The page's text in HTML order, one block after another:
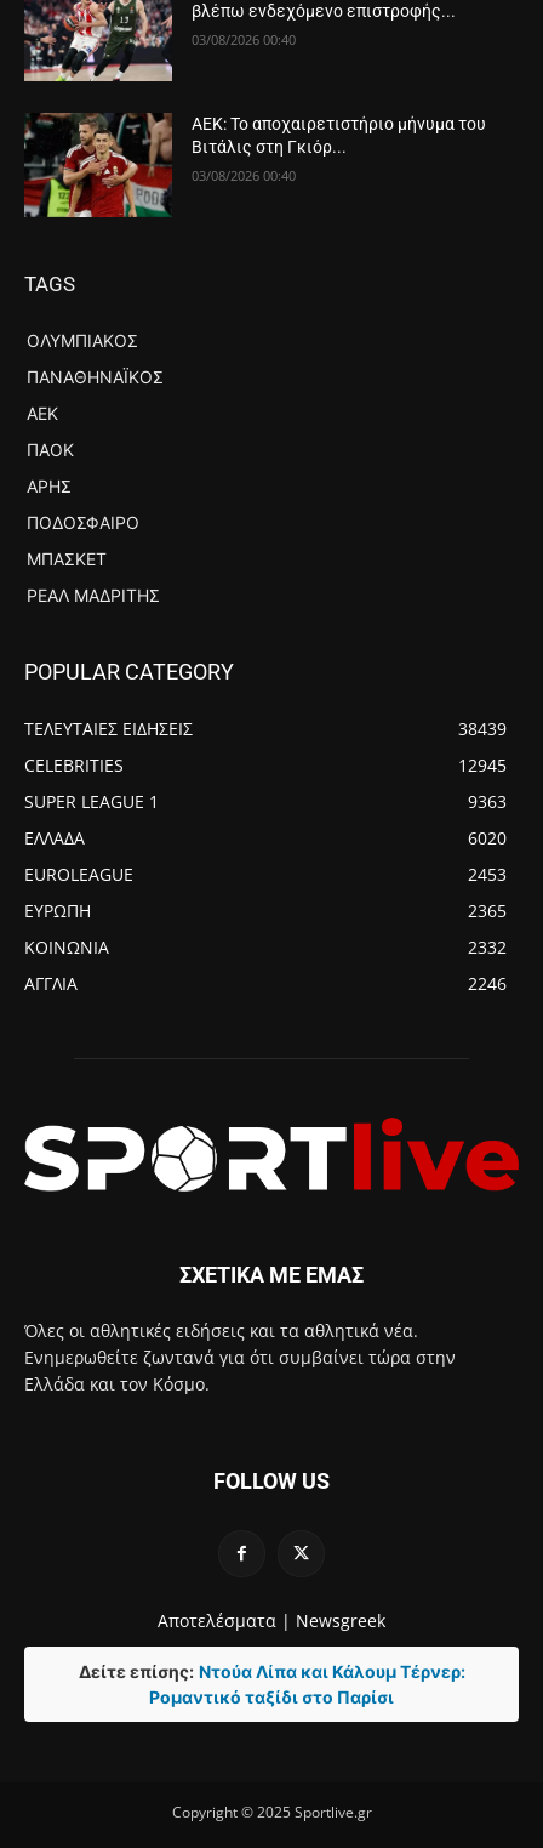
βλέπω ενδεχόμενο επιστροφής...
03/08/2026 00:40
ΑΕΚ: Το αποχαιρετιστήριο μήνυμα του
Βιτάλις στη Γκιόρ...
03/08/2026 00:40
TAGS
ΟΛΥΜΠΙΑΚΌΣ
ΠΑΝΑΘΗΝΑΪΚΌΣ
ΑΕΚ
ΠΑΟΚ
ΆΡΗΣ
ΠΟΔΌΣΦΑΙΡΟ
ΜΠΆΣΚΕΤ
ΡΕΆΛ ΜΑΔΡΊΤΗΣ
POPULAR CATEGORY
ΤΕΛΕΥΤΑΙΕΣ ΕΙΔΗΣΕΙΣ
38439
CELEBRITIES
12945
SUPER LEAGUE 1
9363
ΕΛΛΑΔΑ
6020
EUROLEAGUE
2453
ΕΥΡΩΠΗ
2365
ΚΟΙΝΩΝΙΑ
2332
ΑΓΓΛΙΑ
2246
ΣΧΕΤΙΚΑ ΜΕ ΕΜΑΣ
Όλες οι αθλητικές ειδήσεις και τα αθλητικά νέα.
Ενημερωθείτε ζωντανά για ότι συμβαίνει τώρα στην
Ελλάδα και τον Κόσμο.
FOLLOW US
Αποτελέσματα | Newsgreek
Δείτε επίσης: Ντούα Λίπα και Κάλουμ Τέρνερ:
Ρομαντικό ταξίδι στο Παρίσι
Copyright © 2025 Sportlive.gr